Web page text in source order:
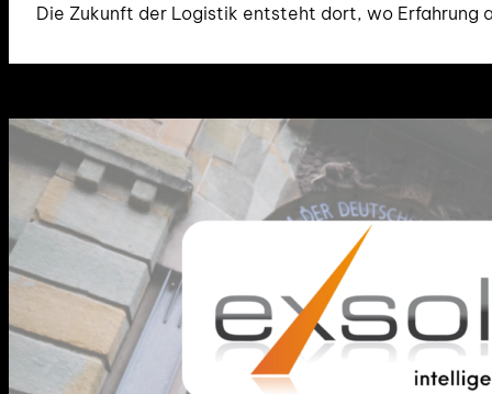
Die Zukunft der Logistik entsteht dort, wo